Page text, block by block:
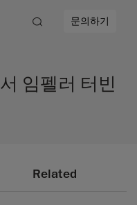
문의하기
임펠러 터빈
Related